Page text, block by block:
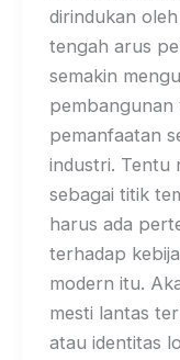
dirindukan
tengah arus
semakin
pembangunan
pemanfaatan
industri. Tentu
sebagai titik
harus ada
terhadap
modern itu.
mesti lantas
atau identitas